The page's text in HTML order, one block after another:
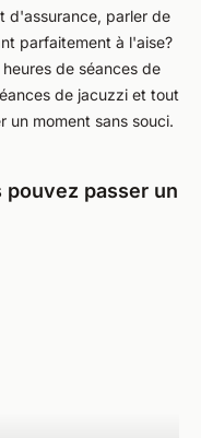
d'assurance, parler de
parfaitement à l'aise?
de séances de
de jacuzzi et tout
un moment sans souci.
passer un